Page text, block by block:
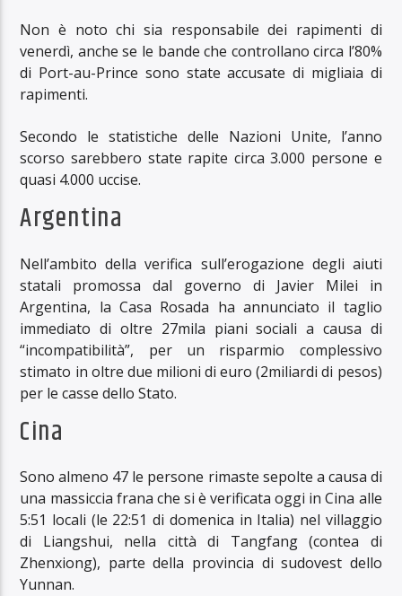
Non è noto chi sia responsabile dei rapimenti di
venerdì, anche se le bande che controllano circa l’80%
di Port-au-Prince sono state accusate di migliaia di
rapimenti.
Secondo le statistiche delle Nazioni Unite, l’anno
scorso sarebbero state rapite circa 3.000 persone e
quasi 4.000 uccise.
Argentina
Nell’ambito della verifica sull’erogazione degli aiuti
statali promossa dal governo di Javier Milei in
Argentina, la Casa Rosada ha annunciato il taglio
immediato di oltre 27mila piani sociali a causa di
“incompatibilità”, per un risparmio complessivo
stimato in oltre due milioni di euro (2miliardi di pesos)
per le casse dello Stato.
Cina
Sono almeno 47 le persone rimaste sepolte a causa di
una massiccia frana che si è verificata oggi in Cina alle
5:51 locali (le 22:51 di domenica in Italia) nel villaggio
di Liangshui, nella città di Tangfang (contea di
Zhenxiong), parte della provincia di sudovest dello
Yunnan.